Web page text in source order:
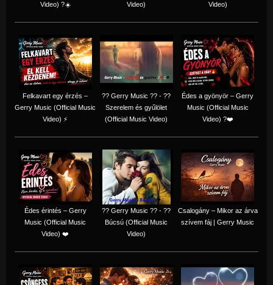
Video) ?☀️
Video)
Video)
Felkavart egy érzés –
Gerry Music (Official Music
Video) ⚡
?? Gerry Music ?? - ??
Szerelem és gyűlölet
(Official Music Video)
Édes a gyönyör – Gerry
Music (Official Music
Video) ?❤️
Édes érintés – Gerry
Music (Official Music
Video) ❤️
?? Gerry Music ?? - ??
Búcsú (Official Music
Video)
Csalogány – Mikor az árva
szívem fáj | Gerry Music